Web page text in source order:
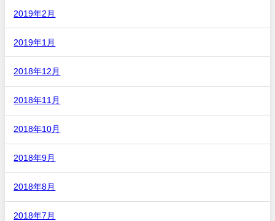
2019年2月
2019年1月
2018年12月
2018年11月
2018年10月
2018年9月
2018年8月
2018年7月